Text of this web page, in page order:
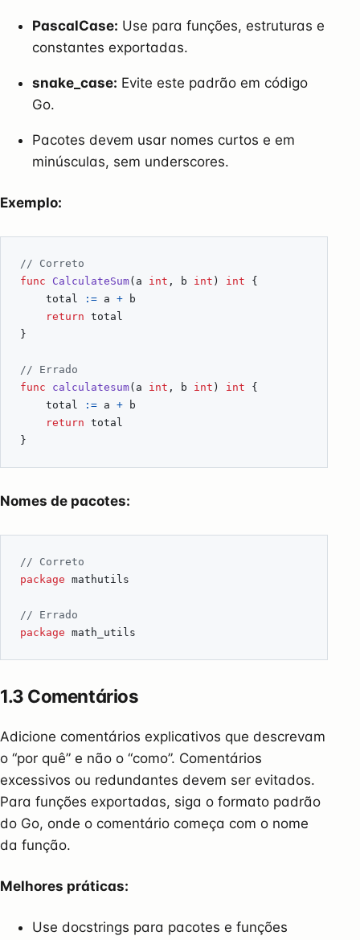
PascalCase: Use para funções, estruturas e
constantes exportadas.
snake_case: Evite este padrão em código
Go.
Pacotes devem usar nomes curtos e em
minúsculas, sem underscores.
Exemplo:
// Correto
func
CalculateSum( a int , b int ) int
{
total
:= a +
b
return total
}
// Errado
func
calculatesum( a int , b int ) int
{
total
:= a +
b
return total
}
Nomes de pacotes:
// Correto
package mathutils
// Errado
package math_utils
1.3 Comentários
Adicione comentários explicativos que descrevam
o “por quê” e não o “como”. Comentários
excessivos ou redundantes devem ser evitados.
Para funções exportadas, siga o formato padrão
do Go, onde o comentário começa com o nome
da função.
Melhores práticas:
Use docstrings para pacotes e funções